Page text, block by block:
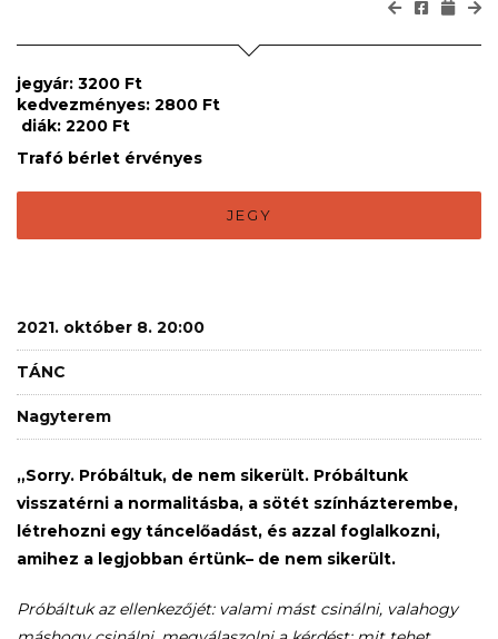
jegyár: 3200 Ft
kedvezményes: 2800 Ft
diák: 2200 Ft
Trafó bérlet érvényes
JEGY
2021. október 8. 20:00
TÁNC
Nagyterem
„Sorry. Próbáltuk, de nem sikerült. Próbáltunk
visszatérni a normalitásba, a sötét színházterembe,
létrehozni egy táncelőadást, és azzal foglalkozni,
amihez a legjobban értünk– de nem sikerült.
Próbáltuk az ellenkezőjét: valami mást csinálni, valahogy